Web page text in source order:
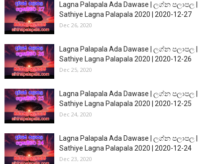
Lagna Palapala Ada Dawase | ලග්න පලාපල |
Sathiye Lagna Palapala 2020 | 2020-12-27
Dec 26, 2020
Lagna Palapala Ada Dawase | ලග්න පලාපල |
Sathiye Lagna Palapala 2020 | 2020-12-26
Dec 25, 2020
Lagna Palapala Ada Dawase | ලග්න පලාපල |
Sathiye Lagna Palapala 2020 | 2020-12-25
Dec 24, 2020
Lagna Palapala Ada Dawase | ලග්න පලාපල |
Sathiye Lagna Palapala 2020 | 2020-12-24
Dec 23, 2020